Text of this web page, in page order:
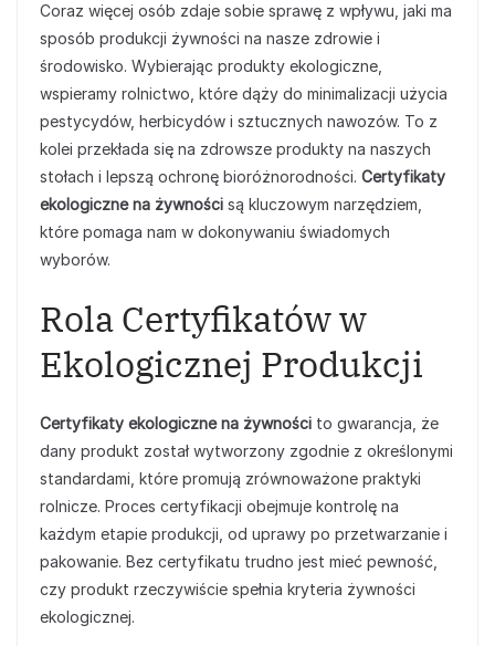
Coraz więcej osób zdaje sobie sprawę z wpływu, jaki ma
sposób produkcji żywności na nasze zdrowie i
środowisko. Wybierając produkty ekologiczne,
wspieramy rolnictwo, które dąży do minimalizacji użycia
pestycydów, herbicydów i sztucznych nawozów. To z
kolei przekłada się na zdrowsze produkty na naszych
stołach i lepszą ochronę bioróżnorodności. Certyfikaty
ekologiczne na żywności są kluczowym narzędziem,
które pomaga nam w dokonywaniu świadomych
wyborów.
Rola Certyfikatów w
Ekologicznej Produkcji
Certyfikaty ekologiczne na żywności to gwarancja, że
dany produkt został wytworzony zgodnie z określonymi
standardami, które promują zrównoważone praktyki
rolnicze. Proces certyfikacji obejmuje kontrolę na
każdym etapie produkcji, od uprawy po przetwarzanie i
pakowanie. Bez certyfikatu trudno jest mieć pewność,
czy produkt rzeczywiście spełnia kryteria żywności
ekologicznej.